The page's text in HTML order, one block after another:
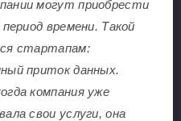
могут приобрести
времени. Такой
стартапам:
приток данных.
компания уже
свои услуги, она